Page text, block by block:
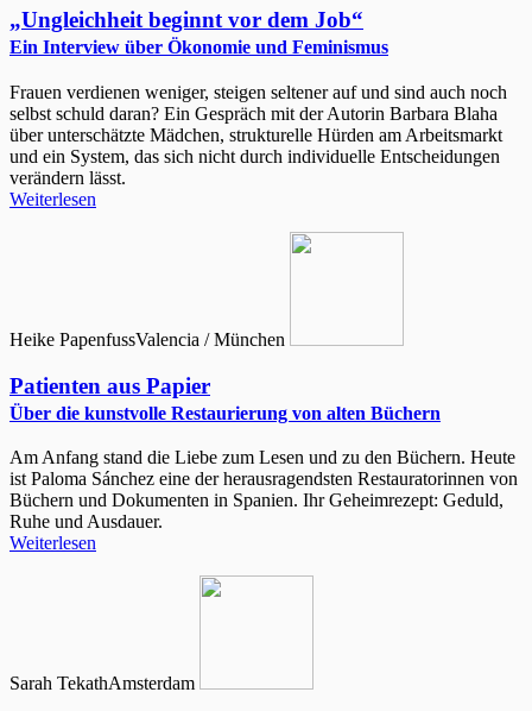
„Ungleichheit beginnt vor dem Job“
Ein Interview über Ökonomie und Feminismus
Frauen verdienen weniger, steigen seltener auf und sind auch noch
selbst schuld daran? Ein Gespräch mit der Autorin Barbara Blaha
über unterschätzte Mädchen, strukturelle Hürden am Arbeitsmarkt
und ein System, das sich nicht durch individuelle Entscheidungen
verändern lässt.
Weiterlesen
Heike PapenfussValencia / München
Patienten aus Papier
Über die kunstvolle Restaurierung von alten Büchern
Am Anfang stand die Liebe zum Lesen und zu den Büchern. Heute
ist Paloma Sánchez eine der herausragendsten Restauratorinnen von
Büchern und Dokumenten in Spanien. Ihr Geheimrezept: Geduld,
Ruhe und Ausdauer.
Weiterlesen
Sarah TekathAmsterdam